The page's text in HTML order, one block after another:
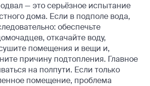
— это серьёзное испытание
дома. Если в подполе вода,
обеспечьте
откачайте воду,
помещения и вещи и,
причину подтопления. Главное
на полпути. Если только
помещение, проблема